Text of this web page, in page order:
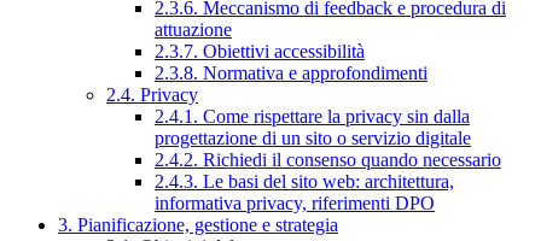
2.3.6. Meccanismo di feedback e procedura di
attuazione
2.3.7. Obiettivi accessibilità
2.3.8. Normativa e approfondimenti
2.4. Privacy
2.4.1. Come rispettare la privacy sin dalla
progettazione di un sito o servizio digitale
2.4.2. Richiedi il consenso quando necessario
2.4.3. Le basi del sito web: architettura,
informativa privacy, riferimenti DPO
3. Pianificazione, gestione e strategia